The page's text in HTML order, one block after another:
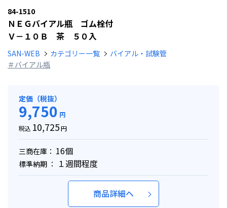
84-1510
ＮＥＧバイアル瓶 ゴム栓付
Ｖ－１０Ｂ 茶 ５０入
SAN-WEB カテゴリー一覧
バイアル・試験管
＃バイアル瓶
定価（税抜）
9,750 円
税込 10,725円
三商在庫： 16個
標準納期 ： １週間程度
商品詳細へ